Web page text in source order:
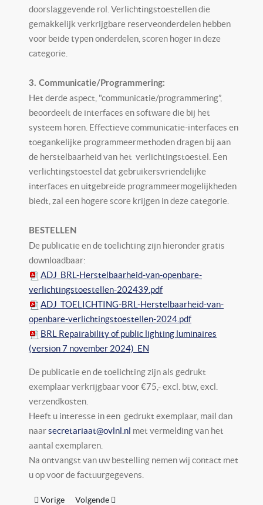
doorslaggevende rol. Verlichtingstoestellen die
gemakkelijk verkrijgbare reserveonderdelen hebben
voor beide typen onderdelen, scoren hoger in deze
categorie.
3. Communicatie/Programmering:
Het derde aspect, "communicatie/programmering”,
beoordeelt de interfaces en software die bij het
systeem horen. Effectieve communicatie-interfaces en
toegankelijke programmeermethoden dragen bij aan
de herstelbaarheid van het verlichtingstoestel. Een
verlichtingstoestel dat gebruikersvriendelijke
interfaces en uitgebreide programmeermogelijkheden
biedt, zal een hogere score krijgen in deze categorie.
BESTELLEN
De publicatie en de toelichting zijn hieronder gratis
downloadbaar:
ADJ_BRL-Herstelbaarheid-van-openbare-
verlichtingstoestellen-202439.pdf
ADJ_TOELICHTING-BRL-Herstelbaarheid-van-
openbare-verlichtingstoestellen-2024.pdf
BRL Repairability of public lighting luminaires
(version 7 november 2024)_EN
De publicatie en de toelichting zijn als gedrukt
exemplaar verkrijgbaar voor €75,- excl. btw, excl.
verzendkosten.
Heeft u interesse in een gedrukt exemplaar, mail dan
naarsecretariaat@ovlnl.nl met vermelding van het
aantal exemplaren.
Na ontvangst van uw bestelling nemen wij contact met
u op voor de factuurgegevens.
Vorig artikel: OVL-Monitor 2024: Getallen, trends en
Vorige Volgende artikel: Handboek Omgevingsgericht
Volgende